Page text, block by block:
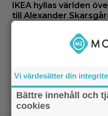
IKEA hyllas världen
till Alexander
Bortglömd
Robin Williams favorit:
HBO Max|Två nya
drama i ”Heated
Vi värdesätter din
Bättre innehåll och
cookies